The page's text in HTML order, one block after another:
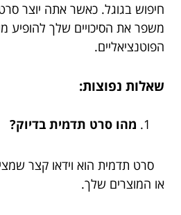
חיפוש בגוגל. כאשר אתה יוצר
משפר את הסיכויים שלך להופיע
הפוטנציאליים.
שאלות נפוצות:
מהו סרט תדמית בדיוק?
סרט תדמית הוא וידאו קצר
או המוצרים שלך.